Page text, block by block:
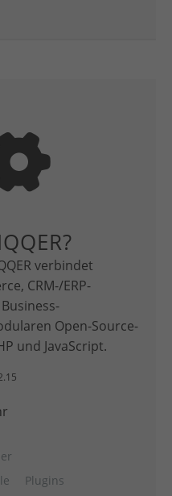
verbindet
CRM-/ERP-
Open-Source-
und JavaScript.
Plugins